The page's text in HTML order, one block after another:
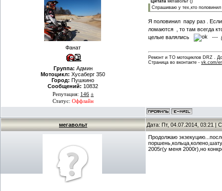
Фанат
Группа: Админ
Мотоцикл: Хусаберг 350
Город: Пушкино
Сообщений: 10832
Репутация: 146 ±
Статус: Оффлайн
Цитата мегавольт ()
Спрашиваю у тех,кто половинил
Я половинил пару раз .
ломаются , то там всегда
целые валялись
---
Ремонт и ТО мотоциклов DRZ .
Страница во вконтакте - vk.com/
мегавольт Дата: Пт, 04.07.2014, 03:21 |
Продолжаю
2005г(у меня 2000г),но